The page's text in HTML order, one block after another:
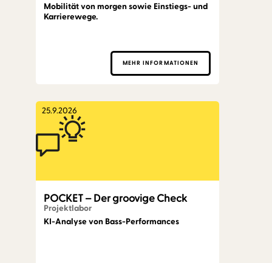
Mobilität von morgen sowie Einstiegs- und
Karrierewege.
MEHR INFORMATIONEN
25.9.2026
POCKET – Der groovige Check
Projektlabor
KI-Analyse von Bass-Performances